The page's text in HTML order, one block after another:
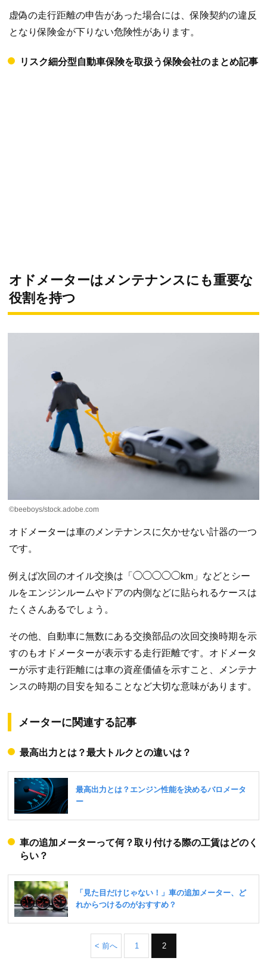
虚偽の走行距離の申告があった場合には、保険契約の違反
となり保険金が下りない危険性があります。
リスク細分型自動車保険を取扱う保険会社のまとめ記事
オドメーターはメンテナンスにも重要な
役割を持つ
©beeboys/stock.adobe.com
オドメーターは車のメンテナンスに欠かせない計器の一つ
です。
例えば次回のオイル交換は「◯◯◯◯◯km」などとシー
ルをエンジンルームやドアの内側などに貼られるケースは
たくさんあるでしょう。
その他、自動車に無数にある交換部品の次回交換時期を示
すのもオドメーターが表示する走行距離です。オドメータ
ーが示す走行距離には車の資産価値を示すこと、メンテナ
ンスの時期の目安を知ることなど大切な意味があります。
メーターに関連する記事
最高出力とは？最大トルクとの違いは？
車の追加メーターって何？取り付ける際の工賃はどのく
らい？
< 前へ 1 2